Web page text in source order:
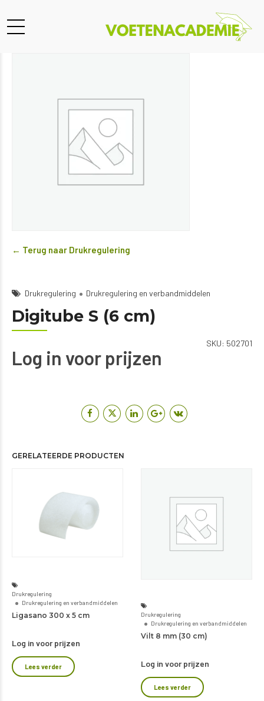
← Terug naar Drukregulering
Drukregulering Drukregulering en verbandmiddelen
Digitube S (6 cm)
SKU: 502701
Log in voor prijzen
Drukregulering
Drukregulering en verbandmiddelen
Ligasano 300 x 5 cm
Log in voor prijzen
Lees verder
Drukregulering
Drukregulering en verbandmiddelen
Vilt 8 mm (30 cm)
Log in voor prijzen
Lees verder